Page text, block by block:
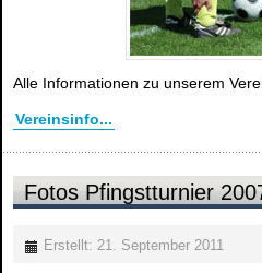
Alle Informationen zu unserem
Vereinsinfo...
Fotos Pfingstturnier
Erstellt: 21. September 2011